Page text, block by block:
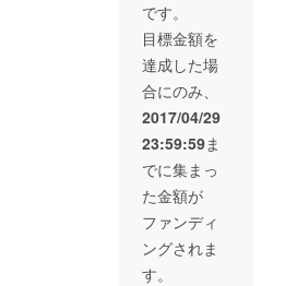
いて 企
業様の
ホーム
ペー
ジ、商
品カタ
ログな
どへモ
デルと
して出
演。
（別途
打ち合
です。
目標金額を
達成した場
合にのみ、
2017/04/29
23:59:59ま
でに集まっ
た金額が
ファンディ
ングされま
す。